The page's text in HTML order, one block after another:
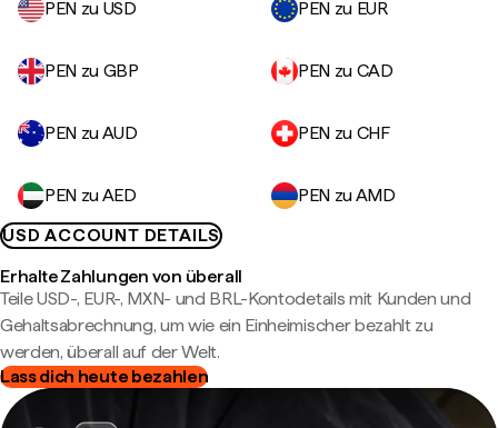
PEN zu USD
PEN zu EUR
PEN zu GBP PEN zu CAD
PEN zu AUD PEN zu CHF
PEN zu AED
PEN zu AMD
USD ACCOUNT DETAILS
Erhalte Zahlungen von überall
Teile USD-, EUR-, MXN- und BRL-Kontodetails mit Kunden und
Gehaltsabrechnung, um wie ein Einheimischer bezahlt zu
werden, überall auf der Welt.
Lass dich heute bezahlen